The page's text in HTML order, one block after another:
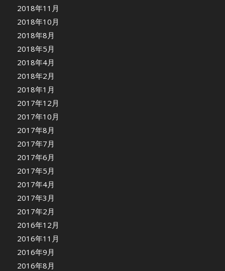
2018年11月
2018年10月
2018年8月
2018年5月
2018年4月
2018年2月
2018年1月
2017年12月
2017年10月
2017年8月
2017年7月
2017年6月
2017年5月
2017年4月
2017年3月
2017年2月
2016年12月
2016年11月
2016年9月
2016年8月